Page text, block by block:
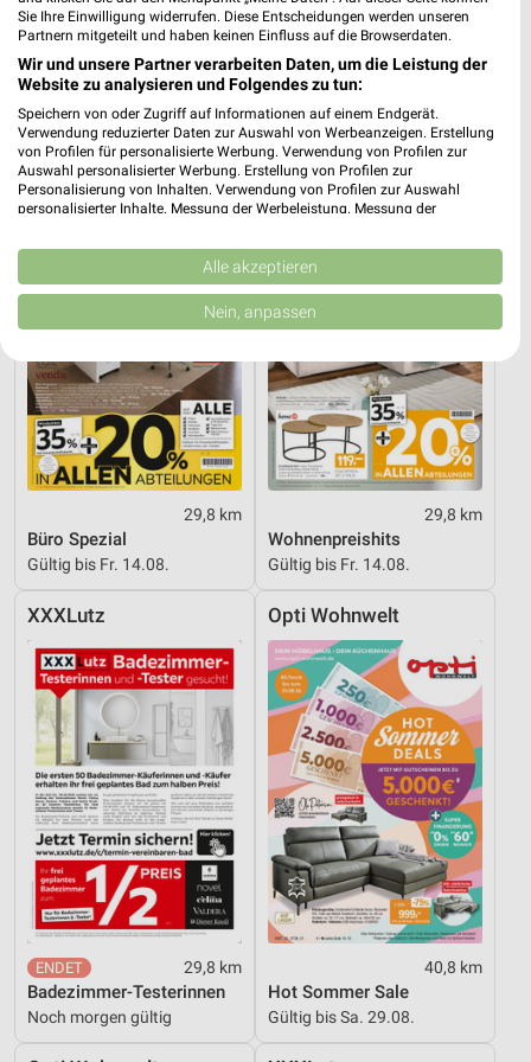
9,3 km
Angebote ab 03.08.
Gültig bis Sa. 08.08.
4,9 km
Angebote ab 03.08.
Gültig bis Sa. 08.08.
XXXLutz
29,8 km
Büro Spezial
Gültig bis Fr. 14.08.
XXXLutz
29,8 km
Wohnenpreishits
Gültig bis Fr. 14.08.
XXXLutz
29,8 km
Badezimmer-Testerinnen
Noch morgen gültig
Opti Wohnwelt
40,8 km
Hot Sommer Sale
Gültig bis Sa. 29.08.
Sie Ihre Einwilligung widerrufen. Diese Entscheidungen werden unseren
Partnern mitgeteilt und haben keinen Einfluss auf die Browserdaten.
Wir und unsere Partner verarbeiten Daten, um die Leistung der
Website zu analysieren und Folgendes zu tun:
Speichern von oder Zugriff auf Informationen auf einem Endgerät.
Verwendung reduzierter Daten zur Auswahl von Werbeanzeigen. Erstellung
von Profilen für personalisierte Werbung. Verwendung von Profilen zur
Auswahl personalisierter Werbung. Erstellung von Profilen zur
Personalisierung von Inhalten. Verwendung von Profilen zur Auswahl
personalisierter Inhalte. Messung der Werbeleistung. Messung der
Kombinationen von Daten aus verschiedenen Quellen. Entwicklung und
Verbesserung der Angebote. Verwendung reduzierter Daten zur Auswahl
von Inhalten.
Daten können außerhalb der Europäischen Union weitergegeben und in die
USA gesendet werden.
Website/App.
Partnerliste anzeigen (1 IAB-Anbieter)
Wir nutzen Ihre Daten für folgende Zwecke:
IAB-Verarbeitungszwecke:
Speichern von oder Zugriff auf Informationen
auf einem Endgerät
Verwendung reduzierter Daten zur Auswahl von
Erstellung von Profilen für personalisierte
Werbung
Verwendung von Profilen zur Auswahl
personalisierter Werbung
Erstellung von Profilen zur Personalisierung
von Inhalten
Verwendung von Profilen zur Auswahl
personalisierter Inhalte
Messung der Werbeleistung
Messung der Performance von Inhalten
Analyse von Zielgruppen durch Statistiken oder
Kombinationen von Daten aus verschiedenen
Alle akzeptieren
Nein, anpassen